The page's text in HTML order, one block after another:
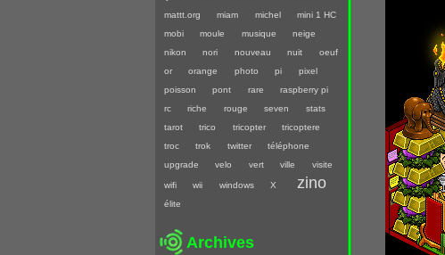
mattt.org miam michel
mini 1 HC
mobi
moule musique
neige
nikon
nori nouveau nuit
oeuf
or
orange photo pi
pixel
poisson
pont rare
raspberry pi
rc
riche rouge seven
stats
tarot
trico tricopter
tricoptere
troc
trok twitter
téléphone
upgrade
velo vert ville visite
wifi wii windows X zino
élite
Archives